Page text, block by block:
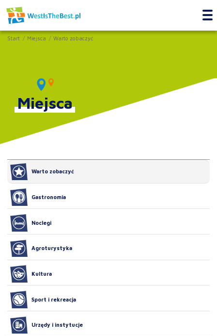
Start Miejsca Warto zobaczyć
Miejsca
Warto zobaczyć
Gastronomia
Noclegi
Agroturystyka
Kultura
Sport i rekreacja
Urzędy i instytucje